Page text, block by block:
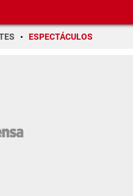
ESPECTÁCULOS